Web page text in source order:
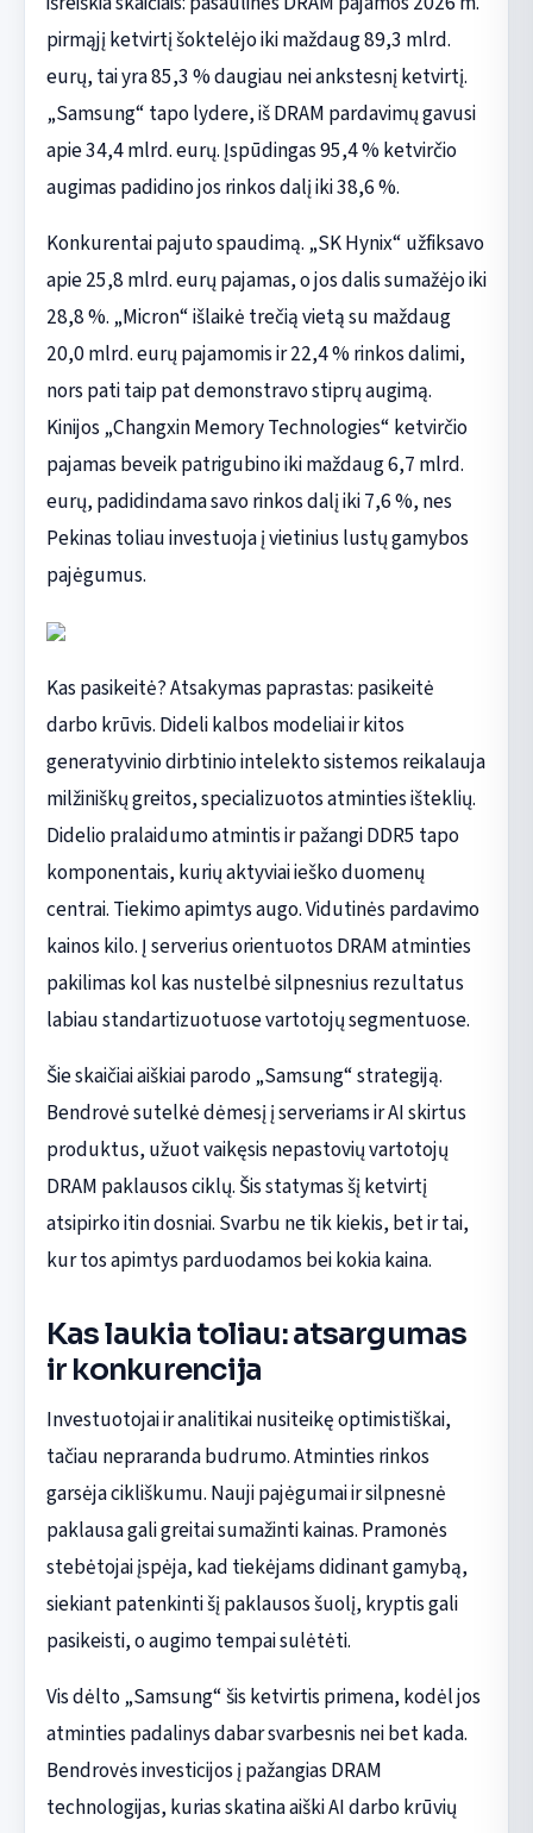
pirmąjį ketvirtį šoktelėjo iki maždaug 89,3 mlrd.
eurų, tai yra 85,3 % daugiau nei ankstesnį ketvirtį.
„Samsung“ tapo lydere, iš DRAM pardavimų gavusi
apie 34,4 mlrd. eurų. Įspūdingas 95,4 % ketvirčio
augimas padidino jos rinkos dalį iki 38,6 %.
Konkurentai pajuto spaudimą. „SK Hynix“ užfiksavo
apie 25,8 mlrd. eurų pajamas, o jos dalis sumažėjo iki
28,8 %. „Micron“ išlaikė trečią vietą su maždaug
20,0 mlrd. eurų pajamomis ir 22,4 % rinkos dalimi,
nors pati taip pat demonstravo stiprų augimą.
Kinijos „Changxin Memory Technologies“ ketvirčio
pajamas beveik patrigubino iki maždaug 6,7 mlrd.
eurų, padidindama savo rinkos dalį iki 7,6 %, nes
Pekinas toliau investuoja į vietinius lustų gamybos
pajėgumus.
Kas pasikeitė? Atsakymas paprastas: pasikeitė
darbo krūvis. Dideli kalbos modeliai ir kitos
generatyvinio dirbtinio intelekto sistemos reikalauja
milžiniškų greitos, specializuotos atminties išteklių.
Didelio pralaidumo atmintis ir pažangi DDR5 tapo
komponentais, kurių aktyviai ieško duomenų
centrai. Tiekimo apimtys augo. Vidutinės pardavimo
kainos kilo. Į serverius orientuotos DRAM atminties
pakilimas kol kas nustelbė silpnesnius rezultatus
labiau standartizuotuose vartotojų segmentuose.
Šie skaičiai aiškiai parodo „Samsung“ strategiją.
Bendrovė sutelkė dėmesį į serveriams ir AI skirtus
produktus, užuot vaikęsis nepastovių vartotojų
DRAM paklausos ciklų. Šis statymas šį ketvirtį
atsipirko itin dosniai. Svarbu ne tik kiekis, bet ir tai,
kur tos apimtys parduodamos bei kokia kaina.
Kas laukia toliau: atsargumas
ir konkurencija
Investuotojai ir analitikai nusiteikę optimistiškai,
tačiau nepraranda budrumo. Atminties rinkos
garsėja cikliškumu. Nauji pajėgumai ir silpnesnė
paklausa gali greitai sumažinti kainas. Pramonės
stebėtojai įspėja, kad tiekėjams didinant gamybą,
siekiant patenkinti šį paklausos šuolį, kryptis gali
pasikeisti, o augimo tempai sulėtėti.
Vis dėlto „Samsung“ šis ketvirtis primena, kodėl jos
atminties padalinys dabar svarbesnis nei bet kada.
Bendrovės investicijos į pažangias DRAM
technologijas, kurias skatina aiški AI darbo krūvių